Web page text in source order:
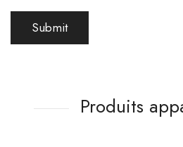
Produits